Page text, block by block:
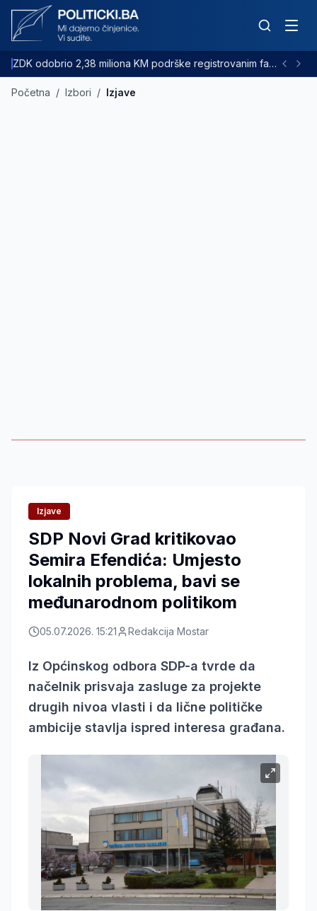
ZDK odobrio 2,38 miliona KM podrške registrovanim farmama goveda
Početna / Izbori / Izjave
Izjave
SDP Novi Grad kritikovao
Semira Efendića: Umjesto
lokalnih problema, bavi se
međunarodnom politikom
05.07.2026. 15:21 Redakcija Mostar
Iz Općinskog odbora SDP-a tvrde da
načelnik prisvaja zasluge za projekte
drugih nivoa vlasti i da lične političke
ambicije stavlja ispred interesa građana.